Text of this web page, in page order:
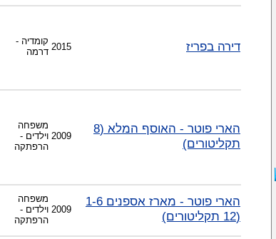
-צוות דיוידי מאסטר ישיר.
דירה בפריז 2015
קומדיה -
דרמה
הארי פוטר - האוסף המלא (8
תקליטורים)
2009
משפחה
וילדים -
הרפתקה
הארי פוטר - מארז אספנים 1-6
(12 תקליטורים)
2009
משפחה
וילדים -
הרפתקה